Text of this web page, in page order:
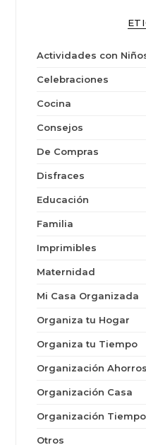
Actividades con
Celebraciones
Cocina
Consejos
De Compras
Disfraces
Educación
Familia
Imprimibles
Maternidad
Mi Casa Organizada
Organiza tu Hogar
Organiza tu Tiempo
Organización Ahorros
Organización Casa
Organización Tiempo
Otros